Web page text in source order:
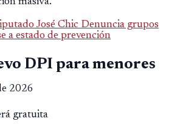
José Chic Denuncia grupos
a estado de prevención
DPI para menores
2026
gratuita